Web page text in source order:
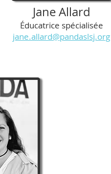
Jane Allard
Éducatrice spécialisée
jane.allard@pandaslsj.org